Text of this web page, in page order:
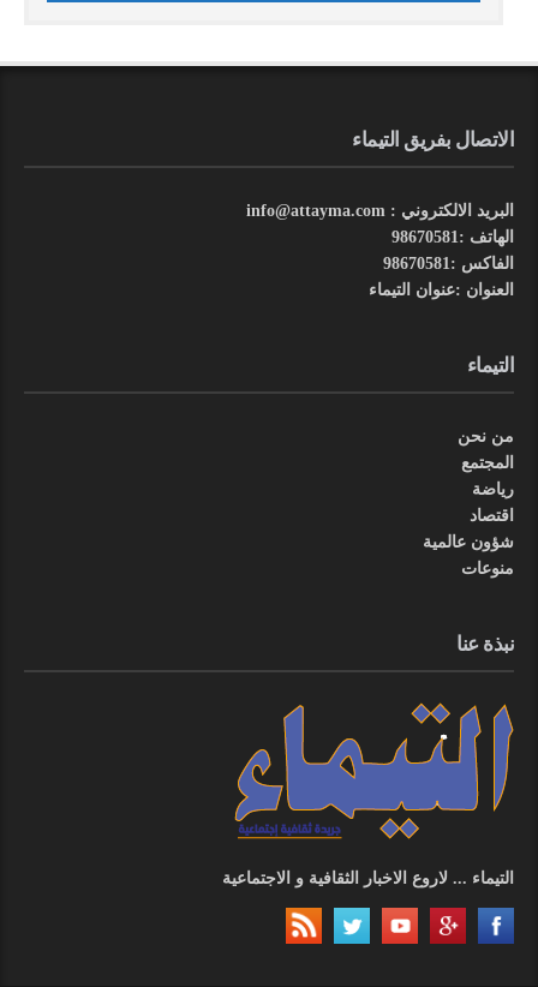
الاتصال بفريق التيماء
البريد الالكتروني : info@attayma.com
الهاتف :98670581
الفاكس :98670581
العنوان :عنوان التيماء
التيماء
من نحن
المجتمع
رياضة
اقتصاد
شؤون عالمية
منوعات
نبذة عنا
التيماء ... لاروع الاخبار الثقافية و الاجتماعية